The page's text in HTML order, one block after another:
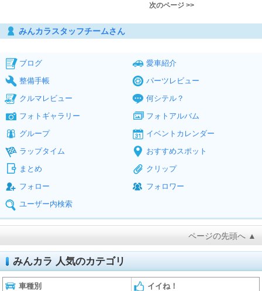
次のページ >>
みんカラスタッフチームさん
ブログ
愛車紹介
整備手帳
パーツレビュー
クルマレビュー
何シテル？
フォトギャラリー
フォトアルバム
グループ
イベントカレンダー
ラップタイム
おすすめスポット
まとめ
クリップ
フォロー
フォロワー
ユーザー内検索
ページの先頭へ ▲
みんカラ 人気のカテゴリ
車種別 イイね！